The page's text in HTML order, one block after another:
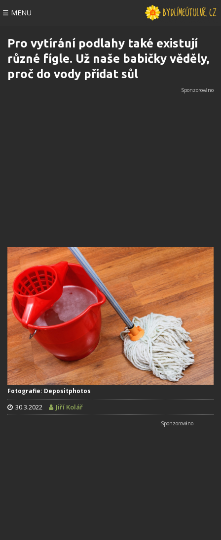
☰ MENU
Pro vytírání podlahy také existují
různé fígle. Už naše babičky věděly,
proč do vody přidat sůl
Fotografie: Depositphotos
30.3.2022 Jiří Kolář